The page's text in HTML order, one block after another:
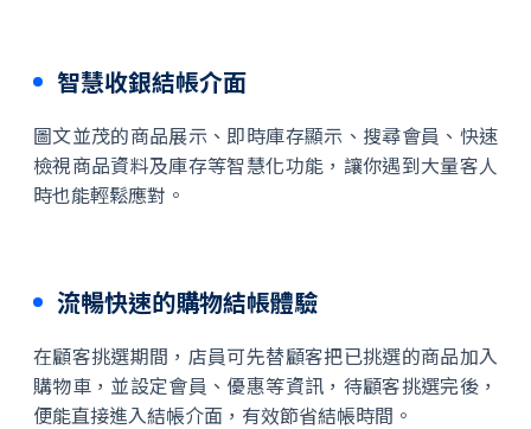
智慧收銀結帳介面
圖文並茂的商品展示、即時庫存顯示、搜尋會員、快速
檢視商品資料及庫存等智慧化功能，讓你遇到大量客人
時也能輕鬆應對。
流暢快速的購物結帳體驗
在顧客挑選期間，店員可先替顧客把已挑選的商品加入
購物車，並設定會員、優惠等資訊，待顧客挑選完後，
便能直接進入結帳介面，有效節省結帳時間。